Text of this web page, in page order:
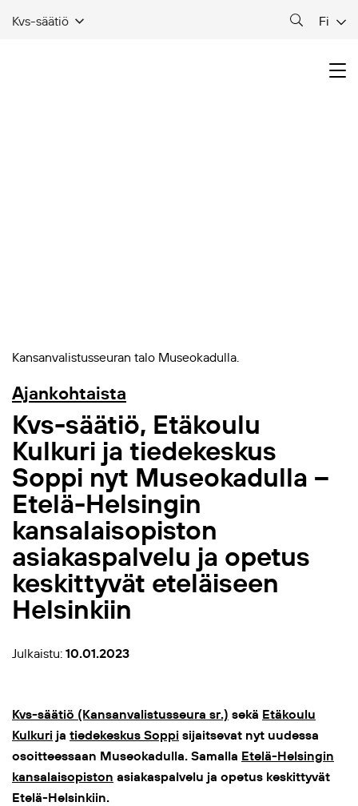
Kvs-säätiö Fi
Kansanvalistusseuran talo Museokadulla.
Ajankohtaista
Kvs-säätiö, Etäkoulu
Kulkuri ja tiedekeskus
Soppi nyt Museokadulla –
Etelä-Helsingin
kansalaisopiston
asiakaspalvelu ja opetus
keskittyvät eteläiseen
Helsinkiin
Julkaistu: 10.01.2023
Kvs-säätiö (Kansanvalistusseura sr.) sekä Etäkoulu
Kulkuri ja tiedekeskus Soppi sijaitsevat nyt uudessa
osoitteessaan Museokadulla. Samalla Etelä-Helsingin
kansalaisopiston asiakaspalvelu ja opetus keskittyvät
Etelä-Helsinkiin.